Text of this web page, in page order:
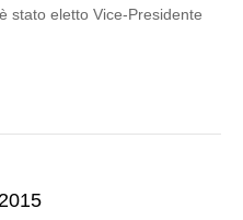
stato eletto Vice-Presidente